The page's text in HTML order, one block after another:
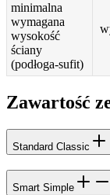
minimalna
wymagana
wysokość
ściany
(podłoga-sufit)
Zawartość
Standard Classic
Smart Simple